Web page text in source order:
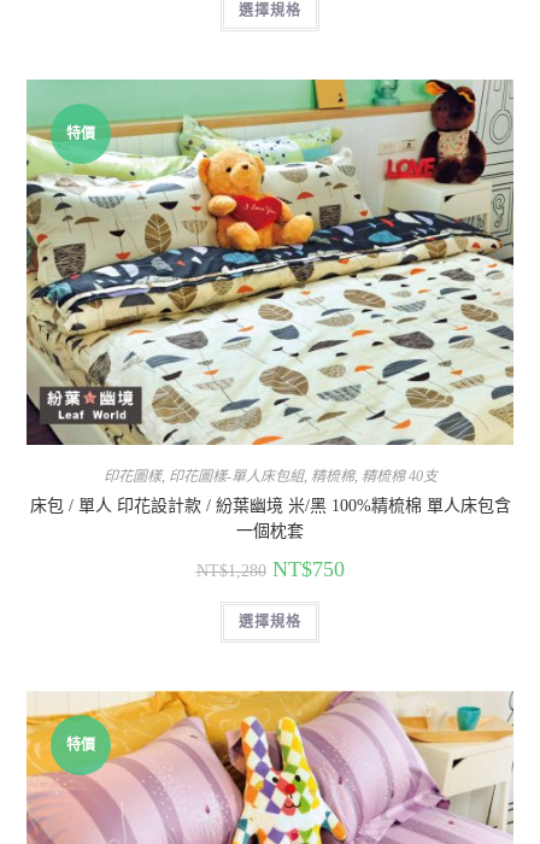
選擇規格
特價
印花圖樣, 印花圖樣-單人床包組, 精梳棉, 精梳棉 40支
床包 / 單人 印花設計款 / 紛葉幽境 米/黑 100%精梳棉 單人床包含
一個枕套
NT$1,280 NT$750
選擇規格
特價